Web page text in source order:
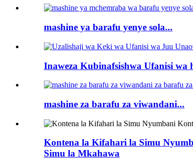
mashine ya barafu yenye sola...
Inaweza Kubinafsishwa Ufanisi wa
mashine za barafu za viwandani...
Kontena la Kifahari la Simu
Simu la Mkahawa